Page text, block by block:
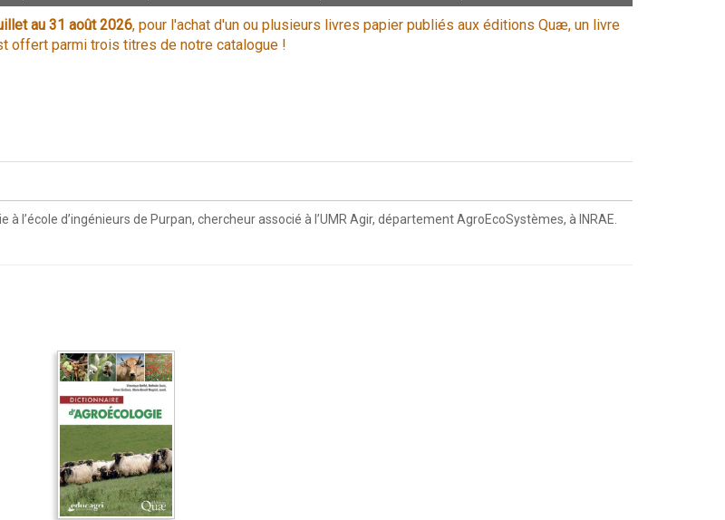
au 31 août 2026, pour l'achat d'un ou plusieurs livres papier publiés aux éditions Quæ, un livre
offert parmi trois titres de notre catalogue !
d’ingénieurs de Purpan, chercheur associé à l’UMR Agir, département AgroEcoSystèmes, à INRAE.